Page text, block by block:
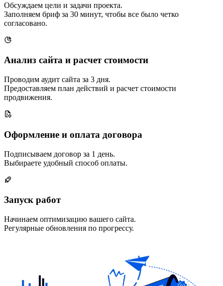
Обсуждаем цели и задачи проекта.
Заполняем бриф за 30 минут, чтобы все было четко
согласовано.
Анализ сайта и расчет стоимости
Проводим аудит сайта за 3 дня.
Предоставляем план действий и расчет стоимости
продвижения.
Оформление и оплата договора
Подписываем договор за 1 день.
Выбираете удобный способ оплаты.
Запуск работ
Начинаем оптимизацию вашего сайта.
Регулярные обновления по прогрессу.